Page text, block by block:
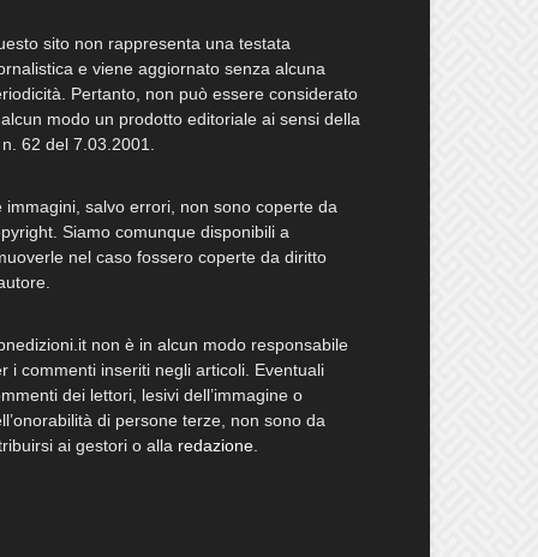
sito non rappresenta una testata
e viene aggiornato senza alcuna
Pertanto, non può essere considerato
modo un prodotto editoriale ai sensi della
62 del 7.03.2001.
immagini, salvo errori, non sono coperte da
Siamo comunque disponibili a
nel caso fossero coperte da diritto
non è in alcun modo responsabile
i commenti inseriti negli articoli. Eventuali
dei lettori, lesivi dell’immagine o
di persone terze, non sono da
ai gestori o alla redazione